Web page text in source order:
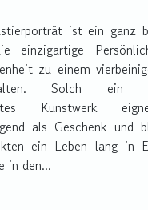
Geschenk
ist ein ganz
einzigartige
zu einem
Solch ein
Kunstwerk
als Geschenk und
ein Leben lang in
in den...